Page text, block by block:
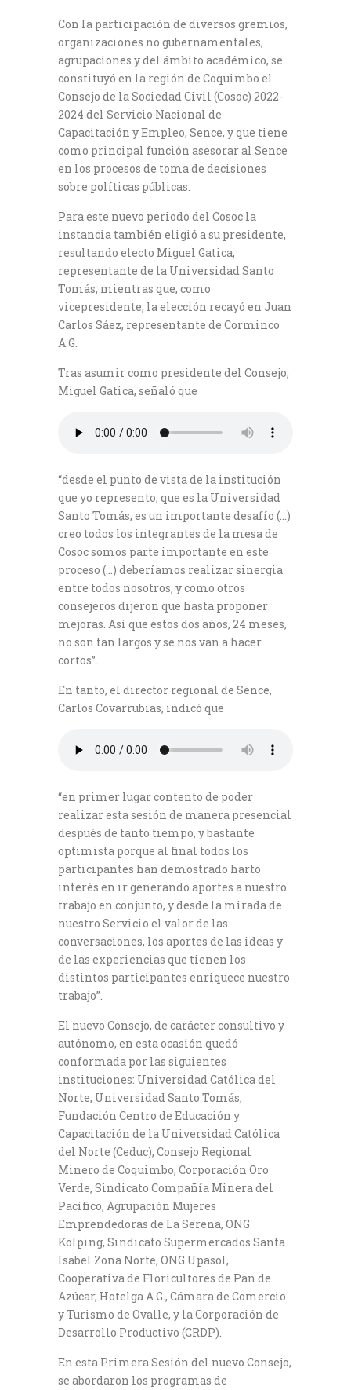
Con la participación de diversos gremios,
organizaciones no gubernamentales,
agrupaciones y del ámbito académico, se
constituyó en la región de Coquimbo el
Consejo de la Sociedad Civil (Cosoc) 2022-
2024 del Servicio Nacional de
Capacitación y Empleo, Sence, y que tiene
como principal función asesorar al Sence
en los procesos de toma de decisiones
sobre políticas públicas.
Para este nuevo periodo del Cosoc la
instancia también eligió a su presidente,
resultando electo Miguel Gatica,
representante de la Universidad Santo
Tomás; mientras que, como
vicepresidente, la elección recayó en Juan
Carlos Sáez, representante de Corminco
A.G.
Tras asumir como presidente del Consejo,
Miguel Gatica, señaló que
“desde el punto de vista de la institución
que yo represento, que es la Universidad
Santo Tomás, es un importante desafío (…)
creo todos los integrantes de la mesa de
Cosoc somos parte importante en este
proceso (…) deberíamos realizar sinergia
entre todos nosotros, y como otros
consejeros dijeron que hasta proponer
mejoras. Así que estos dos años, 24 meses,
no son tan largos y se nos van a hacer
cortos”.
En tanto, el director regional de Sence,
Carlos Covarrubias, indicó que
“en primer lugar contento de poder
realizar esta sesión de manera presencial
después de tanto tiempo, y bastante
optimista porque al final todos los
participantes han demostrado harto
interés en ir generando aportes a nuestro
trabajo en conjunto, y desde la mirada de
nuestro Servicio el valor de las
conversaciones, los aportes de las ideas y
de las experiencias que tienen los
distintos participantes enriquece nuestro
trabajo”.
El nuevo Consejo, de carácter consultivo y
autónomo, en esta ocasión quedó
conformada por las siguientes
instituciones: Universidad Católica del
Norte, Universidad Santo Tomás,
Fundación Centro de Educación y
Capacitación de la Universidad Católica
del Norte (Ceduc), Consejo Regional
Minero de Coquimbo, Corporación Oro
Verde, Sindicato Compañía Minera del
Pacífico, Agrupación Mujeres
Emprendedoras de La Serena, ONG
Kolping, Sindicato Supermercados Santa
Isabel Zona Norte, ONG Upasol,
Cooperativa de Floricultores de Pan de
Azúcar, Hotelga A.G., Cámara de Comercio
y Turismo de Ovalle, y la Corporación de
Desarrollo Productivo (CRDP).
En esta Primera Sesión del nuevo Consejo,
se abordaron los programas de